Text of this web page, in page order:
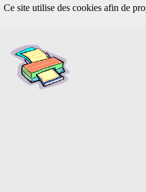
Ce site utilise des cookies afin de